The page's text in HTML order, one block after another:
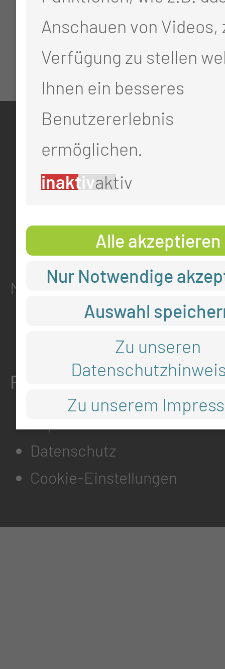
KONTAKT
0355 46 -0
info@mul-ct.de
ADRESSE
Medizinische Universität
Thiemstr. 111
03048 Cottbus
RECHTLICHES
Datenschutz
Cookie-Einstellungen
Anschauen von Videos,
Verfügung zu stellen
Ihnen ein besseres
Benutzererlebnis
ermöglichen.
inaktivaktiv
Alle akzeptieren
Nur Notwendige
Auswahl
Zu unseren
Zu unserem